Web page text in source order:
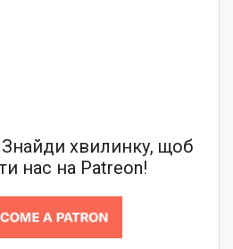
хвилинку, щоб
нас на Patreon!